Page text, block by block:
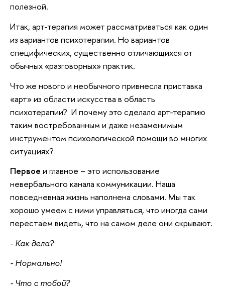
полезной.
Итак, арт-терапия может рассматриваться как один
из вариантов психотерапии. Но вариантов
специфических, существенно отличающихся от
обычных «разговорных» практик.
Что же нового и необычного привнесла приставка
«арт» из области искусства в область
психотерапии? И почему это сделало арт-терапию
таким востребованным и даже незаменимым
инструментом психологической помощи во многих
ситуациях?
Первое и главное – это использование
невербального канала коммуникации. Наша
повседневная жизнь наполнена словами. Мы так
хорошо умеем с ними управляться, что иногда сами
перестаем видеть, что на самом деле они скрывают.
- Как дела?
- Нормально!
- Что с тобой?